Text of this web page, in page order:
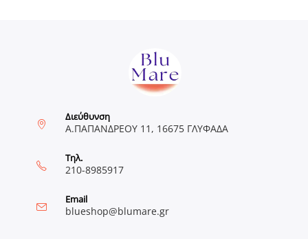
Διεύθυνση
Α.ΠΑΠΑΝΔΡΕΟΥ 11, 16675 ΓΛΥΦΑΔΑ
Τηλ.
210-8985917
Email
blueshop@blumare.grOpens